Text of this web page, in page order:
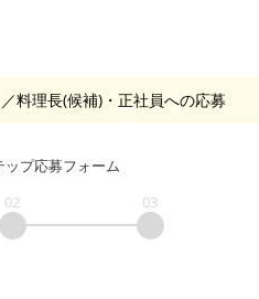
／料理長(候補)・正社員への応募
プ応募フォーム
02 03